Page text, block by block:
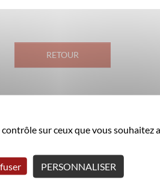
RETOUR
informé :
régulièrement par e-mail
sur ceux que vous souhaitez
PERSONNALISER